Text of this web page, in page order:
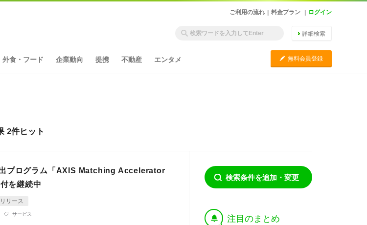
ご利用の流れ 料金プラン ログイン
詳細検索
外食・フード 企業動向 提携 不動産 エンタメ C 無料会員登録
2件ヒット
プログラム「AXIS Matching Accelerator
を継続中
リース
サービス
検索条件を追加・変更
† 注目のまとめ